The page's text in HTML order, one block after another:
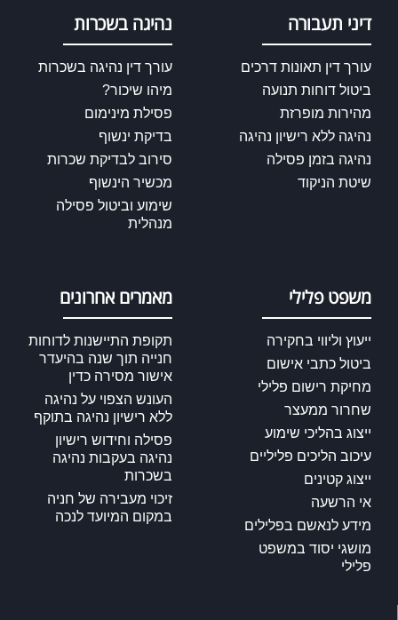
דיני תעבורה
עורך דין תאונות דרכים
ביטול דוחות תנועה
מהירות מופרזת
נהיגה ללא רישיון נהיגה
נהיגה בזמן פסילה
שיטת הניקוד
נהיגה בשכרות
עורך דין נהיגה בשכרות
מיהו שיכור?
פסילת מינימום
בדיקת ינשוף
סירוב לבדיקת שכרות
מכשיר הינשוף
שימוע וביטול פסילה
מנהלית
משפט פלילי
ייעוץ וליווי בחקירה
ביטול כתבי אישום
מחיקת רישום פלילי
שחרור ממעצר
ייצוג בהליכי שימוע
עיכוב הליכים פליליים
ייצוג קטינים
אי הרשעה
מידע לנאשם בפלילים
מושגי יסוד במשפט
פלילי
מאמרים אחרונים
תקופת התיישנות לדוחות
חנייה תוך שנה בהיעדר
אישור מסירה כדין
העונש הצפוי על נהיגה
ללא רישיון נהיגה בתוקף
פסילה וחידוש רישיון
נהיגה בעקבות נהיגה
בשכרות
זיכוי מעבירה של חניה
במקום המיועד לנכה